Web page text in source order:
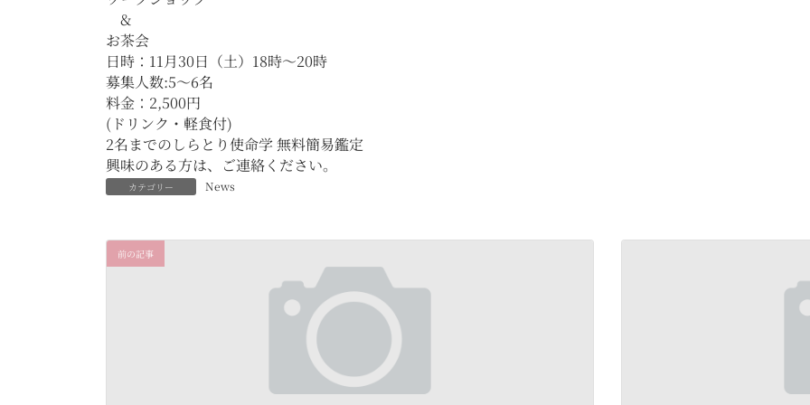
&
お茶会
日時：11月30日（土）18時〜20時
募集人数:5〜6名
料金：2,500円
(ドリンク・軽食付)
2名までのしらとり使命学 無料簡易鑑定
興味のある方は、ご連絡ください。
カテゴリー News
前の記事